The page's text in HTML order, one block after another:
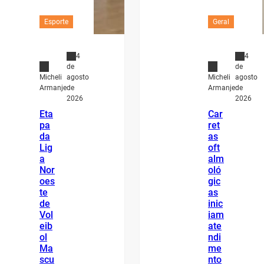
Esporte
Micheli
Armanje
4
de
agosto
de
2026
Eta
pa
da
Lig
a
Nor
oes
te
de
Vol
eib
ol
Ma
scu
Geral
Micheli
Armanje
4
de
agosto
de
2026
Car
ret
as
oft
alm
oló
gic
as
inic
iam
ate
ndi
me
nto